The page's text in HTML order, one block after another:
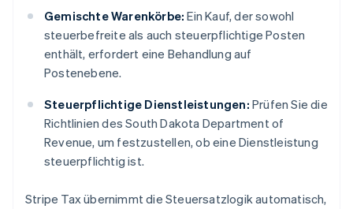
Gemischte Warenkörbe: Ein Kauf, der sowohl
steuerbefreite als auch steuerpflichtige Posten
enthält, erfordert eine Behandlung auf
Postenebene.
Steuerpflichtige Dienstleistungen: Prüfen Sie die
Richtlinien des South Dakota Department of
Revenue, um festzustellen, ob eine Dienstleistung
steuerpflichtig ist.
Stripe Tax übernimmt die Steuersatzlogik automatisch,